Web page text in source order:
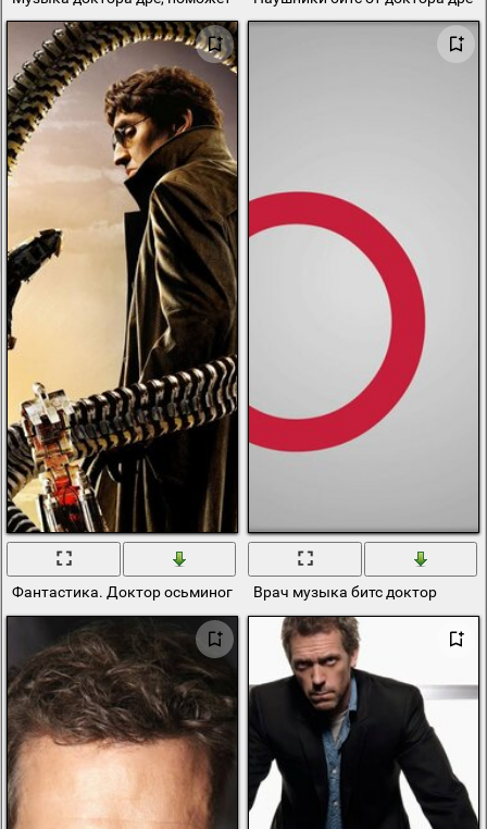
Фантастика. Доктор осьминог на кораблеВрач музыка битс доктор